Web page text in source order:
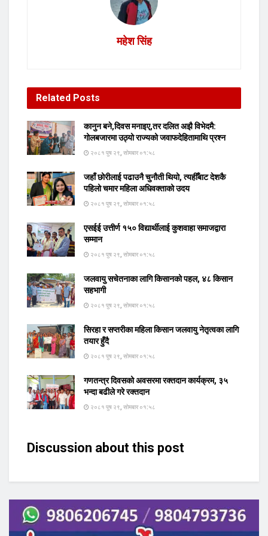
महेश सिंह
Related Posts
कानुन बने,दिवस मनाइए,तर दलित अझै विभेदमै:
गोलबजारमा उठ्यो राज्यको जवाफदेहितामाथि प्रश्न
२०८१ पुष २९, सोमबार ०१:५८
जहाँ छोरीलाई पढाउनै चुनौती थियो, त्यहीँबाट देशकै
पहिलो चमार महिला अधिवक्ताको उदय
२०८१ पुष २९, सोमबार ०१:५८
एसईई उत्तीर्ण १५० विद्यार्थीलाई कुशवाहा समाजद्वारा
सम्मान
२०८१ पुष २९, सोमबार ०१:५८
जलवायु सचेतनाका लागि किसानको पहल, ४८ किसान
सहभागी
२०८१ पुष २९, सोमबार ०१:५८
सिरहा र सप्तरीका महिला किसान जलवायु नेतृत्वका लागि
तयार हुँदै
२०८१ पुष २९, सोमबार ०१:५८
गणतन्त्र दिवसको अवसरमा रक्तदान कार्यक्रम, ३५
भन्दा बढीले गरे रक्तदान
२०८१ पुष २९, सोमबार ०१:५८
Discussion about this post